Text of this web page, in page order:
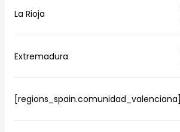
La Rioja
Extremadura
[regions_spain.comunidad_valenciana]